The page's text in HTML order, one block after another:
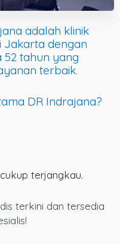
adalah klinik
Jakarta dengan
tahun yang
terbaik.
DR Indrajana?
terjangkau.
terkini dan tersedia